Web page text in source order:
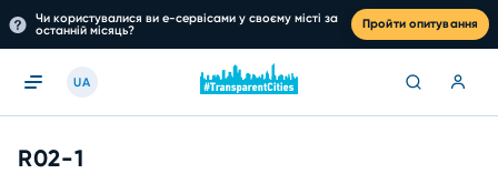
Чи користувалися ви е-сервісами у своєму місті за
останній місяць?
Пройти опитування
UA
R02-1